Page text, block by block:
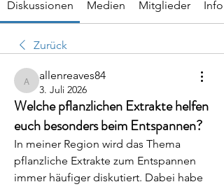
Diskussionen Medien Mitglieder Info
Zurück
allenreaves84
allenreaves84
3. Juli 2026
Welche pflanzlichen Extrakte helfen
euch besonders beim Entspannen?
In meiner Region wird das Thema
pflanzliche Extrakte zum Entspannen
immer häufiger diskutiert. Dabei habe